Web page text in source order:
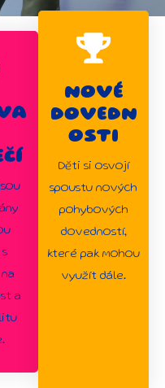
a
NOVÉ
DOVEDN
OSTI
Děti si osvojí
spoustu nových
pohybových
dovedností,
které pak mohou
využít dále.